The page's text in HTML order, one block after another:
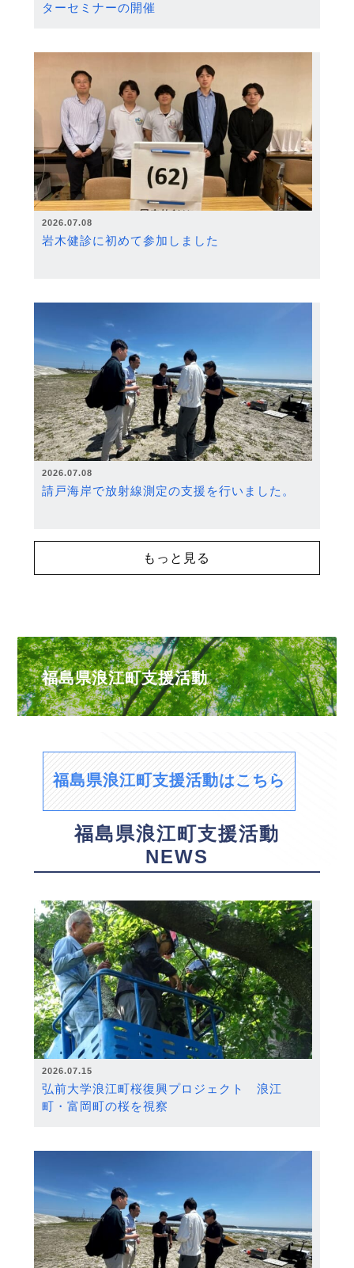
ターセミナーの開催
2026.07.08
岩木健診に初めて参加しました
2026.07.08
請戸海岸で放射線測定の支援を行いました。
もっと見る
福島県浪江町支援活動
福島県浪江町支援活動はこちら
福島県浪江町支援活動
NEWS
2026.07.15
弘前大学浪江町桜復興プロジェクト 浪江
町・富岡町の桜を視察